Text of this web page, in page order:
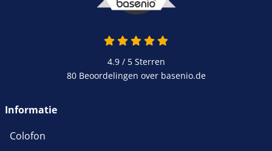
4.9 van 5
4.9 / 5Sterren
80 Beoordelingen over basenio.de
Informatie
Colofon